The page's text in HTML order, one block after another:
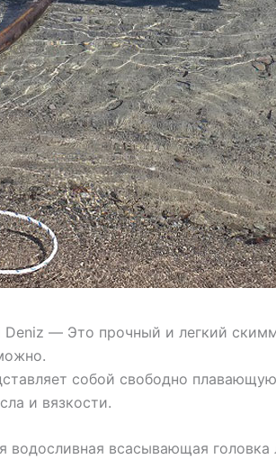
— Это прочный и легкий
собой свободно
и вязкости.
всасывающая головка